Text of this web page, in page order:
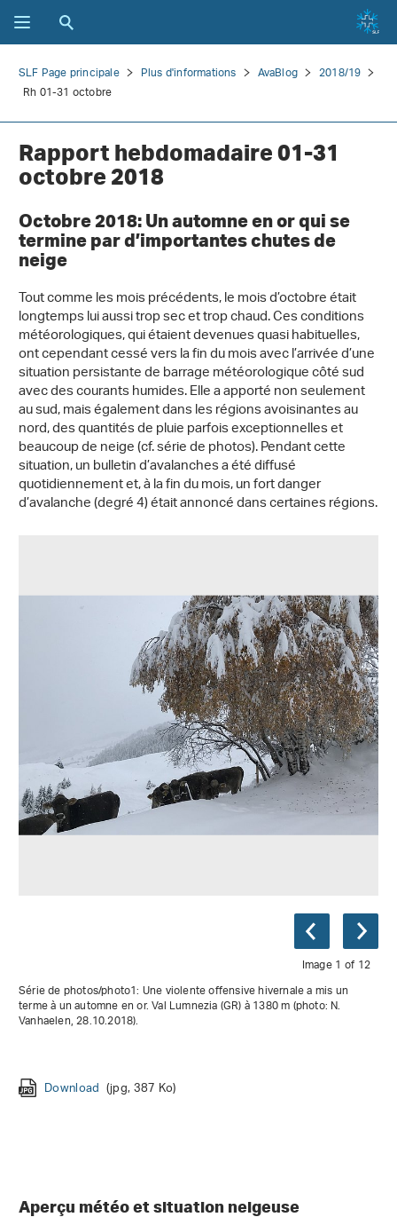
SLF Page principale Plus d'informations AvaBlog
2018/19
Rh 01-31 octobre
Rapport hebdomadaire 01-31
octobre 2018
Octobre 2018: Un automne en or qui se
termine par d’importantes chutes de
neige
Tout comme les mois précédents, le mois d’octobre était
longtemps lui aussi trop sec et trop chaud. Ces conditions
météorologiques, qui étaient devenues quasi habituelles,
ont cependant cessé vers la fin du mois avec l’arrivée d’une
situation persistante de barrage météorologique côté sud
avec des courants humides. Elle a apporté non seulement
au sud, mais également dans les régions avoisinantes au
nord, des quantités de pluie parfois exceptionnelles et
beaucoup de neige (cf. série de photos). Pendant cette
situation, un bulletin d’avalanches a été diffusé
quotidiennement et, à la fin du mois, un fort danger
d’avalanche (degré 4) était annoncé dans certaines régions.
Image 1 of 12
Série de photos/photo1: Une violente offensive hivernale a mis un
terme à un automne en or. Val Lumnezia (GR) à 1380 m (photo: N.
Vanhaelen, 28.10.2018).
Download (jpg, 387 Ko)
Download (jpg, 400 Ko)
Download (jpg, 176 Ko)
Download (jpg, 341 Ko)
Aperçu météo et situation neigeuse